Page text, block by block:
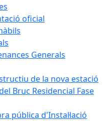
oficial
Generals
de la nova estació
Bruc Residencial Fase
pública d'Instal·lació